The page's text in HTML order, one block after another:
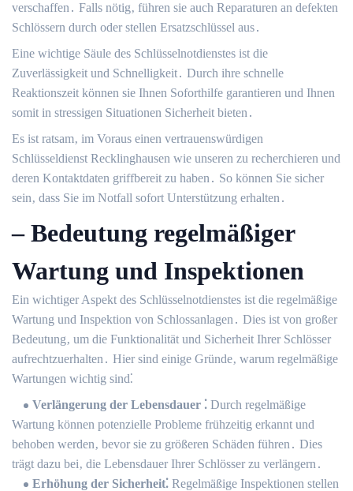
verschaffen․ Falls nötig‚ führen sie auch Reparaturen an defekten
Schlössern durch oder stellen Ersatzschlüssel aus․
Eine wichtige Säule des Schlüsselnotdienstes ist die
Zuverlässigkeit und Schnelligkeit․ Durch ihre schnelle
Reaktionszeit können sie Ihnen Soforthilfe garantieren und Ihnen
somit in stressigen Situationen Sicherheit bieten․
Es ist ratsam‚ im Voraus einen vertrauenswürdigen
Schlüsseldienst Recklinghausen wie unseren zu recherchieren und
deren Kontaktdaten griffbereit zu haben․ So können Sie sicher
sein‚ dass Sie im Notfall sofort Unterstützung erhalten․
– Bedeutung regelmäßiger
Wartung und Inspektionen
Ein wichtiger Aspekt des Schlüsselnotdienstes ist die regelmäßige
Wartung und Inspektion von Schlossanlagen․ Dies ist von großer
Bedeutung‚ um die Funktionalität und Sicherheit Ihrer Schlösser
aufrechtzuerhalten․ Hier sind einige Gründe‚ warum regelmäßige
Wartungen wichtig sind⁚
Verlängerung der Lebensdauer ⁚ Durch regelmäßige
Wartung können potenzielle Probleme frühzeitig erkannt und
behoben werden‚ bevor sie zu größeren Schäden führen․ Dies
trägt dazu bei‚ die Lebensdauer Ihrer Schlösser zu verlängern․
Erhöhung der Sicherheit⁚ Regelmäßige Inspektionen stellen